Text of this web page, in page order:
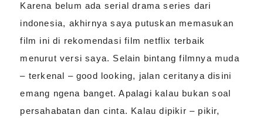
Karena belum ada serial drama series dari
indonesia, akhirnya saya putuskan memasukan
film ini di rekomendasi film netflix terbaik
menurut versi saya. Selain bintang filmnya muda
– terkenal – good looking, jalan ceritanya disini
emang ngena banget. Apalagi kalau bukan soal
persahabatan dan cinta. Kalau dipikir – pikir,